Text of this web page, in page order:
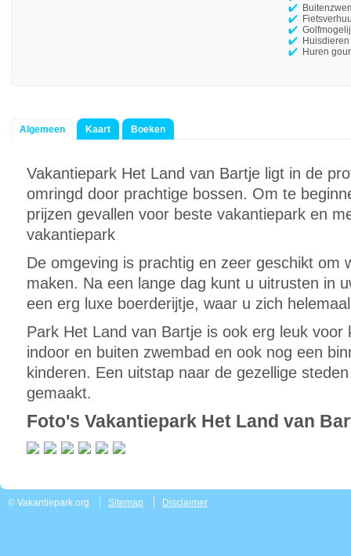
Huren
Algemeen Kaart Boeken
Vakantiepark Het Land van Bartje ligt in de
omringd door prachtige bossen. Om te
prijzen gevallen voor beste vakantiepark en
vakantiepark
De omgeving is prachtig en zeer geschikt om
maken. Na een lange dag kunt u uitrusten in
een erg luxe boerderijtje, waar u zich
Park Het Land van Bartje is ook erg leuk voor
indoor en buiten zwembad en ook nog een
kinderen. Een uitstap naar de gezellige
gemaakt.
Foto's Vakantiepark Het Land van
© Vakantiepark.org Sitemap Disclaimer